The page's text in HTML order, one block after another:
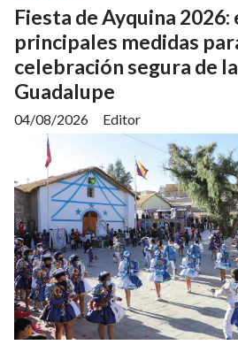
Fiesta de Ayquina 2026:
principales medidas
celebración segura de
Guadalupe
Editor
04/08/2026